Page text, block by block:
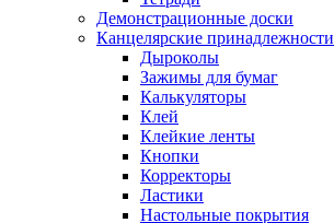
Демонстрационные доски
Канцелярские принадлежности
Дыроколы
Зажимы для бумаг
Калькуляторы
Клей
Клейкие ленты
Кнопки
Корректоры
Ластики
Настольные покрытия